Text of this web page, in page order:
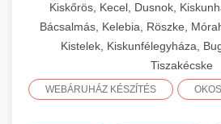
Kiskőrös, Kecel, Dusnok,
Bácsalmás, Kelebia, Röszke,
Kistelek, Kiskunfélegyháza,
Tiszakécske
WEBÁRUHÁZ KÉSZÍTÉS